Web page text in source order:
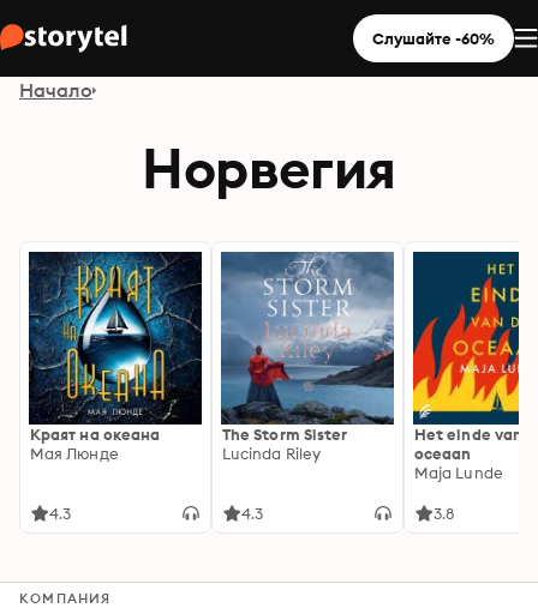
Слушайте -60%
Начало
Норвегия
Краят на океана
Мая Люнде
4.3
The Storm Sister
Lucinda Riley
4.3
Het einde van
oceaan
Maja Lunde
3.8
КОМПАНИЯ